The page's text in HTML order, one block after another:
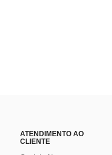
ATENDIMENTO AO
CLIENTE